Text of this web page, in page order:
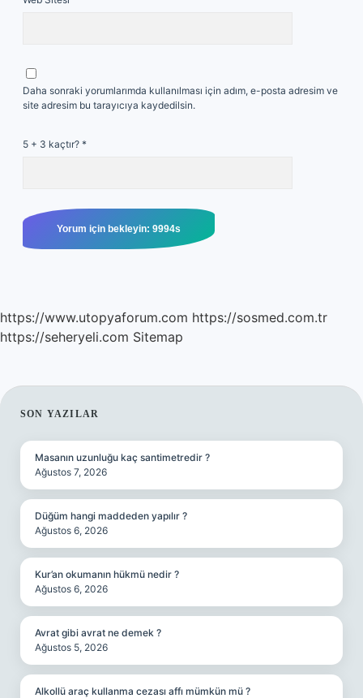
Daha sonraki yorumlarımda kullanılması için adım, e-posta adresim ve
site adresim bu tarayıcıya kaydedilsin.
5 + 3 kaçtır? *
https://www.utopyaforum.com https://sosmed.com.tr
https://seheryeli.com Sitemap
SIDEBAR
SON YAZILAR
Masanın uzunluğu kaç santimetredir ?
Ağustos 7, 2026
Düğüm hangi maddeden yapılır ?
Ağustos 6, 2026
Kur’an okumanın hükmü nedir ?
Ağustos 6, 2026
Avrat gibi avrat ne demek ?
Ağustos 5, 2026
Alkollü araç kullanma cezası affı mümkün mü ?